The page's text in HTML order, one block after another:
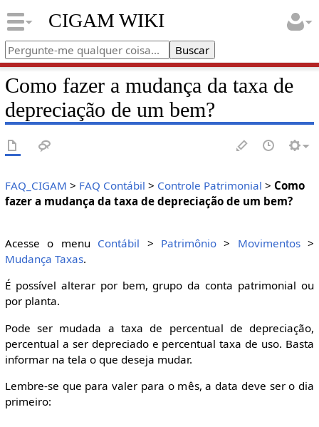
CIGAM WIKI
Como fazer a mudança da taxa de
depreciação de um bem?
FAQ_CIGAM > FAQ Contábil > Controle Patrimonial > Como
fazer a mudança da taxa de depreciação de um bem?
Acesse o menu Contábil > Patrimônio> Movimentos>
Mudança Taxas.
É possível alterar por bem, grupo da conta patrimonial ou
por planta.
Pode ser mudada a taxa de percentual de depreciação,
percentual a ser depreciado e percentual taxa de uso. Basta
informar na tela o que deseja mudar.
Lembre-se que para valer para o mês, a data deve ser o dia
primeiro: